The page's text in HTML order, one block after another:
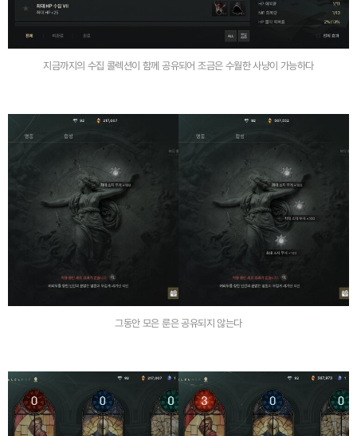
지금까지의 수집 콜렉션이 함께 공유되어 조금은 수월한 사냥이 가능하다
그동안 모은 룬은 공유되지 않는다